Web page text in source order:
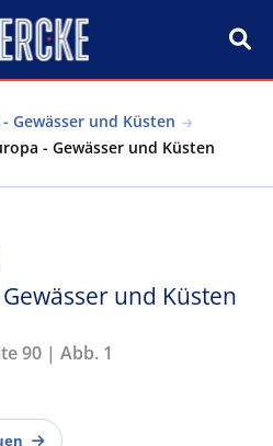
Gewässer und Küsten
- Gewässer und Küsten
und Küsten
90 | Abb. 1